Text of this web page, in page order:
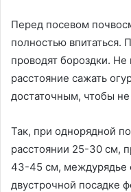
Перед посевом
полностью впитаться.
проводят бороздки. Не
расстояние сажать
достаточным, чтобы
Так, при однорядной
расстоянии 25-30 см,
43-45 см, междурядье
двустрочной посадке